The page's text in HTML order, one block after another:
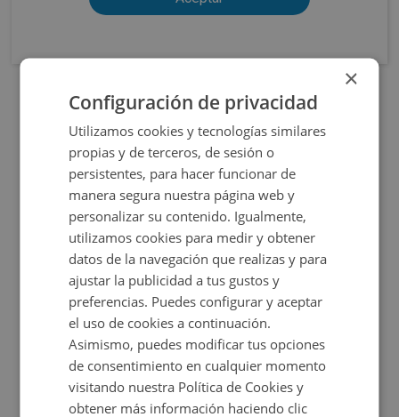
Rua Calvo Sotelo 211, 27600 Sarria - Lugo
Consultar precio
+ 61m2
×
Configuración de privacidad
Utilizamos cookies y tecnologías similares
propias y de terceros, de sesión o
persistentes, para hacer funcionar de
manera segura nuestra página web y
personalizar su contenido. Igualmente,
utilizamos cookies para medir y obtener
datos de la navegación que realizas y para
ajustar la publicidad a tus gustos y
preferencias. Puedes configurar y aceptar
el uso de cookies a continuación.
Asimismo, puedes modificar tus opciones
de consentimiento en cualquier momento
visitando nuestra Política de Cookies y
obtener más información haciendo clic